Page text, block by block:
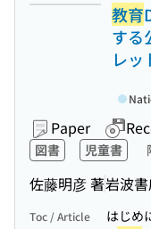
教育
する
レッ
Paper
図書 児童書
佐藤明彦 著岩波
Toc / Article はじめ